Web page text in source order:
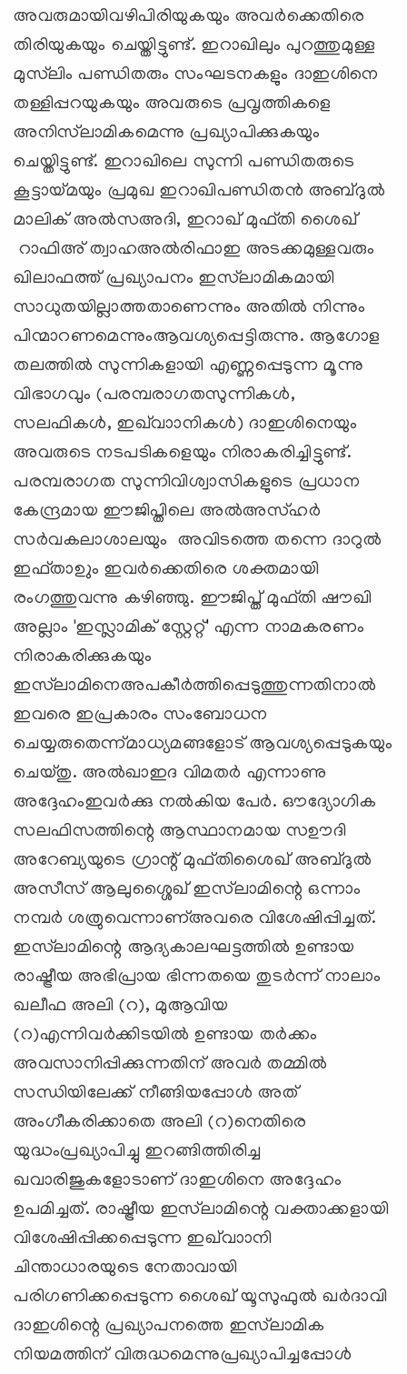
അവരുമായിവഴിപിരിയുകയും അവര്‍ക്കെതിരെ
തിരിയുകയും ചെയ്തിട്ടുണ്ട്. ഇറാഖിലും പുറത്തുമുള്ള
മുസ്‌ലിം പണ്ഡിതരും സംഘടനകളും ദാഇശിനെ
തള്ളിപ്പറയുകയും അവരുടെ പ്രവൃത്തികളെ
അനിസ്‌ലാമികമെന്നു പ്രഖ്യാപിക്കുകയും
ചെയ്തിട്ടുണ്ട്. ഇറാഖിലെ സുന്നി പണ്ഡിതരുടെ
കൂട്ടായ്മയും പ്രമുഖ ഇറാഖിപണ്ഡിതന്‍ അബ്ദുല്‍
മാലിക് അല്‍സഅദി, ഇറാഖ് മുഫ്തി ശൈഖ്
റാഫിഅ് ത്വാഹഅല്‍രിഫാഇ അടക്കമുള്ളവരും
ഖിലാഫത്ത് പ്രഖ്യാപനം ഇസ്‌ലാമികമായി
സാധുതയില്ലാത്തതാണെന്നും അതില്‍ നിന്നും
പിന്മാറണമെന്നുംആവശ്യപ്പെട്ടിരുന്നു. ആഗോള
തലത്തില്‍ സുന്നികളായി എണ്ണപ്പെടുന്ന മൂന്നു
വിഭാഗവും (പരമ്പരാഗതസുന്നികള്‍,
സലഫികള്‍, ഇഖ്‌വാാനികള്‍) ദാഇശിനെയും
അവരുടെ നടപടികളെയും നിരാകരിച്ചിട്ടുണ്ട്.
പരമ്പരാഗത സുന്നിവിശ്വാസികളുടെ പ്രധാന
കേന്ദ്രമായ ഈജിപ്തിലെ അല്‍അസ്ഹര്‍
സര്‍വകലാശാലയും അവിടത്തെ തന്നെ ദാറുല്‍
ഇഫ്താഉും ഇവര്‍ക്കെതിരെ ശക്തമായി
രംഗത്തുവന്നു കഴിഞ്ഞു. ഈജിപ്ത് മുഫ്തി ഷൗഖി
അല്ലാം 'ഇസ്ലാമിക് സ്റ്റേറ്റ്' എന്ന നാമകരണം
നിരാകരിക്കുകയും
ഇസ്‌ലാമിനെഅപകീര്‍ത്തിപ്പെടുത്തുന്നതിനാല്‍
ഇവരെ ഇപ്രകാരം സംബോധന
ചെയ്യരുതെന്ന്മാധ്യമങ്ങളോട് ആവശ്യപ്പെടുകയും
ചെയ്തു. അല്‍ഖാഇദ വിമതര്‍ എന്നാണു
അദ്ദേഹംഇവര്‍ക്കു നല്‍കിയ പേര്‍. ഔദ്യോഗിക
സലഫിസത്തിന്റെ ആസ്ഥാനമായ സഊദി
അറേബ്യയുടെ ഗ്രാന്റ് മുഫ്തിശൈഖ് അബ്ദുല്‍
അസീസ് ആലുശ്ശൈഖ് ഇസ്‌ലാമിന്റെ ഒന്നാം
നമ്പര്‍ ശത്രുവെന്നാണ്അവരെ വിശേഷിപ്പിച്ചത്.
ഇസ്‌ലാമിന്റെ ആദ്യകാലഘട്ടത്തില്‍ ഉണ്ടായ
രാഷ്ട്രീയ അഭിപ്രായ ഭിന്നതയെ തുടര്‍ന്ന് നാലാം
ഖലീഫ അലി (റ), മുആവിയ
(റ)എന്നിവര്‍ക്കിടയില്‍ ഉണ്ടായ തര്‍ക്കം
അവസാനിപ്പിക്കുന്നതിന് അവര്‍ തമ്മില്‍
സന്ധിയിലേക്ക് നീങ്ങിയപ്പോള്‍ അത്
അംഗീകരിക്കാതെ അലി (റ)നെതിരെ
യുദ്ധംപ്രഖ്യാപിച്ചു ഇറങ്ങിത്തിരിച്ച
ഖവാരിജുകളോടാണ് ദാഇശിനെ അദ്ദേഹം
ഉപമിച്ചത്. രാഷ്ട്രീയ ഇസ്‌ലാമിന്റെ വക്താക്കളായി
വിശേഷിപ്പിക്കപ്പെടുന്ന ഇഖ്‌വാാനി
ചിന്താധാരയുടെ നേതാവായി
പരിഗണിക്കപ്പെടുന്ന ശൈഖ് യൂസുഫുല്‍ ഖര്‍ദാവി
ദാഇശിന്റെ പ്രഖ്യാപനത്തെ ഇസ്‌ലാമിക
നിയമത്തിന് വിരുദ്ധമെന്നുപ്രഖ്യാപിച്ചപ്പോള്‍